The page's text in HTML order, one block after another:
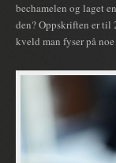
bechamelen og laget
den? Oppskriften er til
kveld man fyser på